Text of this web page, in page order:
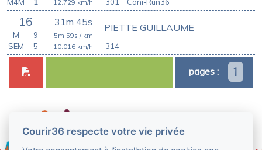
12.729 km/h
16 31m 45s
314
PIETTE GUILLAUME
5m 59s / km
10.016 km/h
M
9
SEM
5
pages : 1
Courir36 respecte votre vie privée